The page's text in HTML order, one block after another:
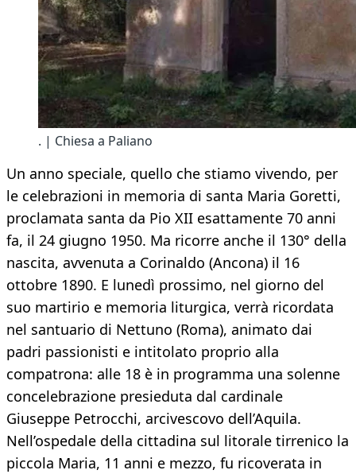
. | Chiesa a Paliano
Un anno speciale, quello che stiamo vivendo, per
le celebrazioni in memoria di santa Maria Goretti,
proclamata santa da Pio XII esattamente 70 anni
fa, il 24 giugno 1950. Ma ricorre anche il 130° della
nascita, avvenuta a Corinaldo (Ancona) il 16
ottobre 1890. E lunedì prossimo, nel giorno del
suo martirio e memoria liturgica, verrà ricordata
nel santuario di Nettuno (Roma), animato dai
padri passionisti e intitolato proprio alla
compatrona: alle 18 è in programma una solenne
concelebrazione presieduta dal cardinale
Giuseppe Petrocchi, arcivescovo dell’Aquila.
Nell’ospedale della cittadina sul litorale tirrenico la
piccola Maria, 11 anni e mezzo, fu ricoverata in